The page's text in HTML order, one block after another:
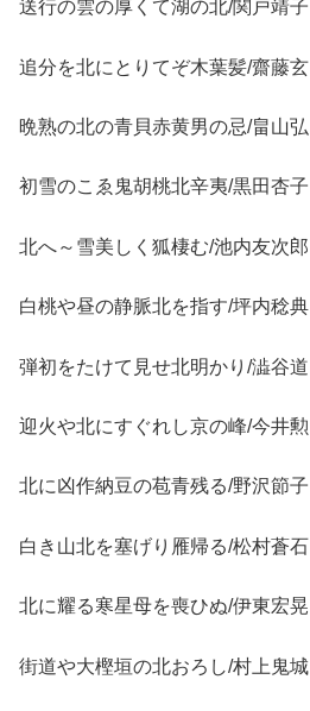
送行の雲の厚くて湖の北/関戸靖子
追分を北にとりてぞ木葉髪/齋藤玄
晩熟の北の青貝赤黄男の忌/畠山弘
初雪のこゑ鬼胡桃北辛夷/黒田杏子
北へ～雪美しく狐棲む/池内友次郎
白桃や昼の静脈北を指す/坪内稔典
弾初をたけて見せ北明かり/澁谷道
迎火や北にすぐれし京の峰/今井勲
北に凶作納豆の苞青残る/野沢節子
白き山北を塞げり雁帰る/松村蒼石
北に耀る寒星母を喪ひぬ/伊東宏晃
街道や大樫垣の北おろし/村上鬼城